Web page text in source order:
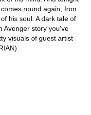
round again, Iron
his soul. A dark tale of
Avenger story you've
visuals of guest artist